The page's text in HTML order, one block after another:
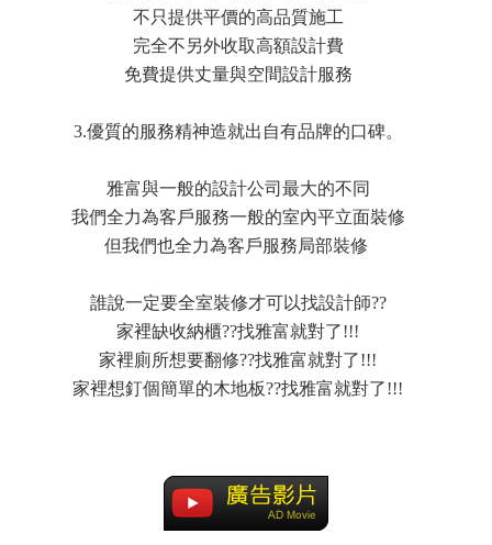
不只提供平價的高品質施工
完全不另外收取高額設計費
免費提供丈量與空間設計服務
3.優質的服務精神造就出自有品牌的口碑。
雅富與一般的設計公司最大的不同
我們全力為客戶服務一般的室內平立面裝修
但我們也全力為客戶服務局部裝修
誰說一定要全室裝修才可以找設計師??
家裡缺收納櫃??找雅富就對了!!!
家裡廁所想要翻修??找雅富就對了!!!
家裡想釘個簡單的木地板??找雅富就對了!!!